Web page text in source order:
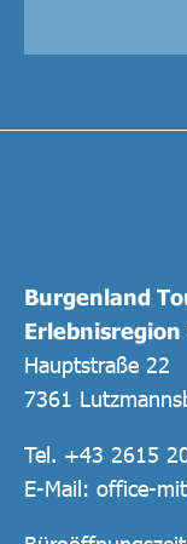
Burgenland
Hauptstraße 22
7361
Tel. +43 2615
E-Mail: office-